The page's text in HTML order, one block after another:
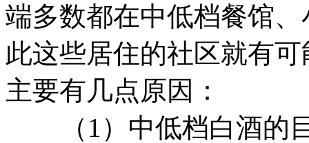
端多数都在中低档餐馆
此这些居住的社区就有
主要有几点原因：
（1）中低档白酒的目